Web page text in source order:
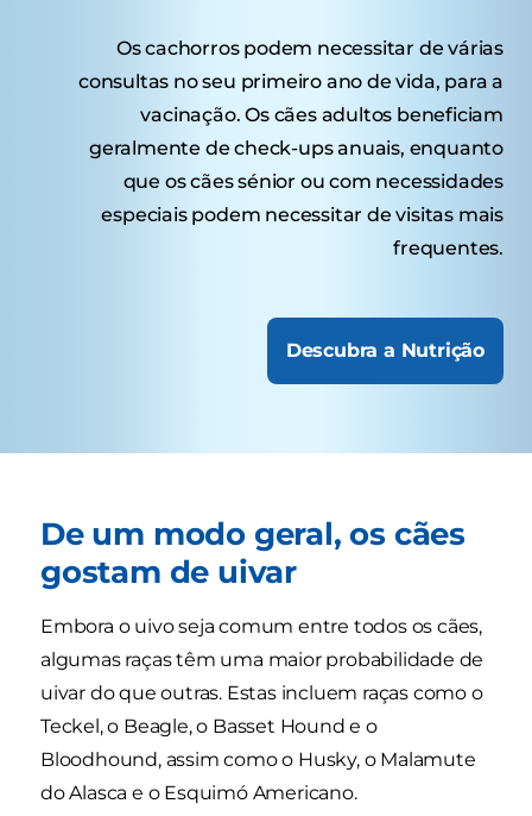
Os cachorros podem necessitar de várias
consultas no seu primeiro ano de vida, para a
vacinação. Os cães adultos beneficiam
geralmente de check-ups anuais, enquanto
que os cães sénior ou com necessidades
especiais podem necessitar de visitas mais
frequentes.
Descubra a Nutrição
De um modo geral, os cães
gostam de uivar
Embora o uivo seja comum entre todos os cães,
algumas raças têm uma maior probabilidade de
uivar do que outras. Estas incluem raças como o
Teckel, o Beagle, o Basset Hound e o
Bloodhound, assim como o Husky, o Malamute
do Alasca e o Esquimó Americano.